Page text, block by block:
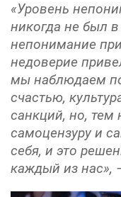
«Уровень
никогда не был
непонимание
недоверие
мы наблюдаем
счастью,
санкций, но,
самоцензуру и
себя, и это
каждый из нас»,